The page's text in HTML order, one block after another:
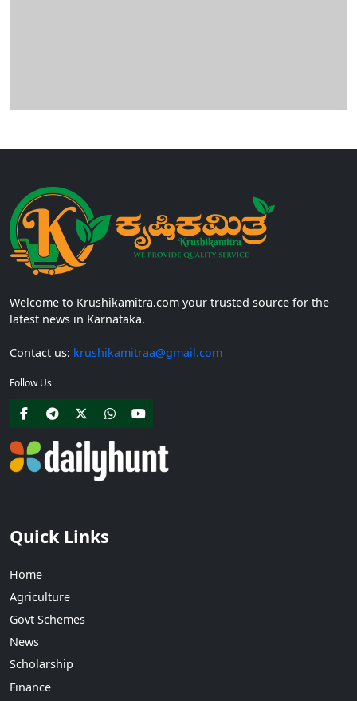
Welcome to Krushikamitra.com your trusted source for the
latest news in Karnataka.
Contact us: krushikamitraa@gmail.com
Follow Us
Quick Links
Home
Agriculture
Govt Schemes
News
Scholarship
Finance